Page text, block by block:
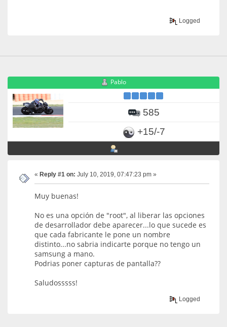
Logged
Pablo
585
+15/-7
« Reply #1 on: July 10, 2019, 07:47:23 pm »
Muy buenas!
No es una opción de "root", al liberar las opciones
de desarrollador debe aparecer...lo que sucede es
que cada fabricante le pone un nombre
distinto...no sabria indicarte porque no tengo un
samsung a mano.
Podrias poner capturas de pantalla??
Saludosssss!
Logged